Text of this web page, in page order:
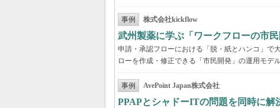
事例 株式会社kickflow
武州製薬に学ぶ「ワークフローの市
申請・承認フローにおける「脱・紙とハンコ」で
ローを作成・修正できる「市民開発」の運用モデ
事例 AvePoint Japan株式会社
PPAPとシャドーITの問題を同時に解